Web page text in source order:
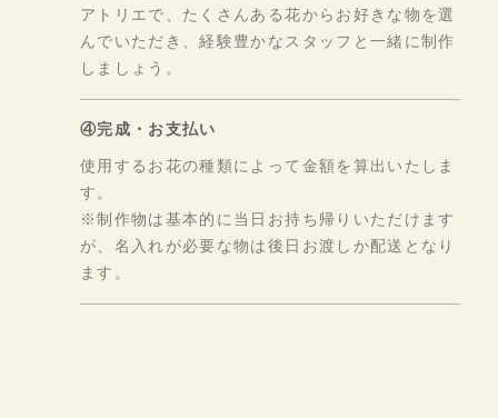
アトリエで、たくさんある花からお好きな物を選
んでいただき、経験豊かなスタッフと一緒に制作
しましょう。
④完成・お支払い
使用するお花の種類によって金額を算出いたしま
す。
※制作物は基本的に当日お持ち帰りいただけます
が、名入れが必要な物は後日お渡しか配送となり
ます。